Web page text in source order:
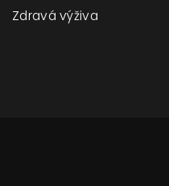
Zdravá výživa